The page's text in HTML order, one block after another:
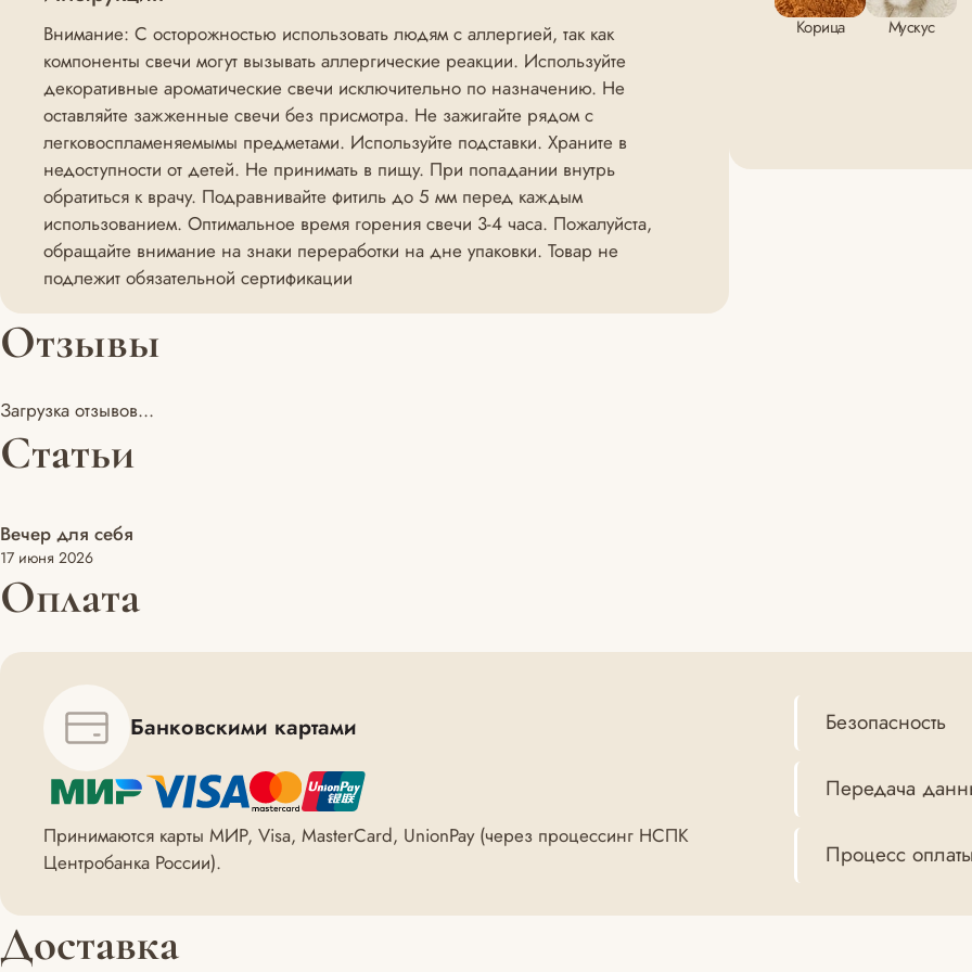
Корица Мускус
Внимание: С осторожностью использовать людям с аллергией, так как
компоненты свечи могут вызывать аллергические реакции. Используйте
декоративные ароматические свечи исключительно по назначению. Не
оставляйте зажженные свечи без присмотра. Не зажигайте рядом с
легковоспламеняемымы предметами. Используйте подставки. Храните в
недоступности от детей. Не принимать в пищу. При попадании внутрь
обратиться к врачу. Подравнивайте фитиль до 5 мм перед каждым
использованием. Оптимальное время горения свечи 3-4 часа. Пожалуйста,
обращайте внимание на знаки переработки на дне упаковки. Товар не
подлежит обязательной сертификации
Отзывы
Загрузка отзывов...
Статьи
Для тела
Вечер для себя
17 июня 2026
Оплата
Банковскими картами
Принимаются карты МИР, Visa, MasterCard, UnionPay (через процессинг НСПК
Центробанка России).
Безопасность
Передача
Процесс
Доставка